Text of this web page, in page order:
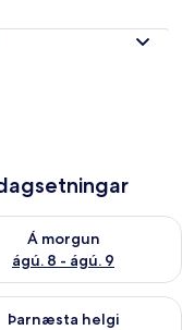
Á morgun
ágú. 8 - ágú. 9
framboð á morgun
9
Þarnæsta helgi
framboð þarnæstu